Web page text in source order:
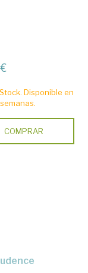
Disponible en
COMPRAR